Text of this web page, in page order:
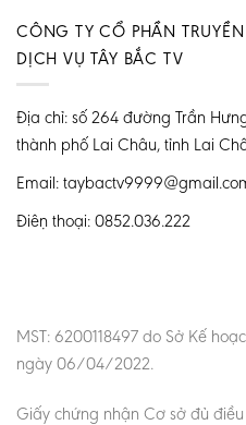
CÔNG TY CỔ PHẦN
DỊCH VỤ TÂY BẮC TV
Địa chỉ: số 264 đường Trần
thành phố Lai Châu, tỉnh Lai
Email:
Điện thoại: 0852.036.222
MST: 6200118497 do Sở Kế
ngày 06/04/2022.
Giấy chứng nhận Cơ sở đủ